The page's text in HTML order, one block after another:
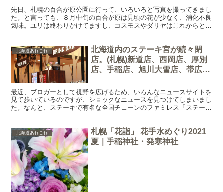
先日、札幌の百合が原公園に行って、いろいろと写真を撮ってきまし
た。と言っても、８月中旬の百合が原は見頃の花が少なく、消化不良
気味。ユリは終わりかけてますし、コスモスやダリヤはこれからとい
北海道あれこれ
北海道内のステーキ宮が続々閉
店。(札幌)新道店、西岡店、厚別
店、手稲店、旭川大雪店、帯広白
記あり】
最近、ブロガーとして視野を広げるため、いろんなニュースサイトを
見て歩いているのですが、ショックなニュースを見つけてしまいまし
た。なんと、ステーキで有名な全国チェーンのファミレス「ステーキ
北海道あれこれ
札幌「花詣」 花手水めぐり2021
夏｜手稲神社・発寒神社